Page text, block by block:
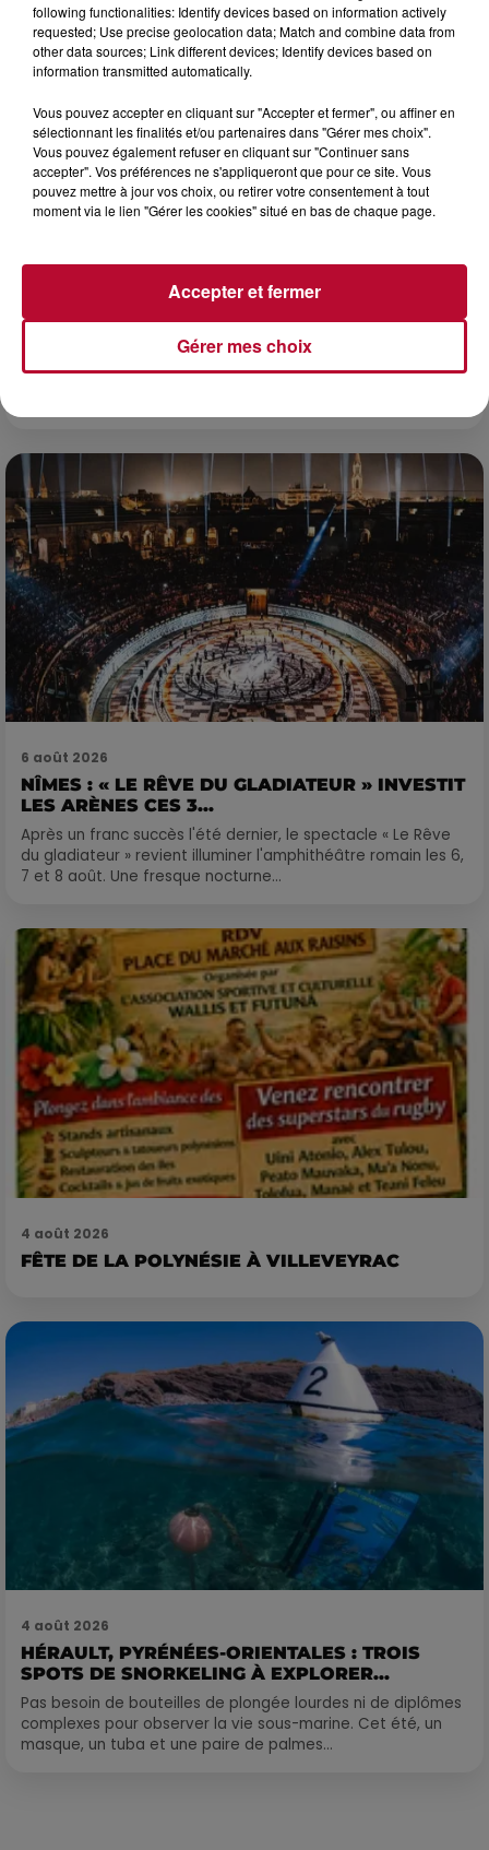
envie de voyager à l'autre bout du monde,...
7 août 2026
6 août 2026
NÎMES : « LE RÊVE DU GLADIATEUR » INVESTIT
LES ARÈNES CES 3...
Après un franc succès l'été dernier, le spectacle « Le Rêve
du gladiateur » revient illuminer l'amphithéâtre romain les 6,
7 et 8 août. Une fresque nocturne...
4 août 2026
FÊTE DE LA POLYNÉSIE À VILLEVEYRAC
4 août 2026
HÉRAULT, PYRÉNÉES-ORIENTALES : TROIS
SPOTS DE SNORKELING À EXPLORER...
Pas besoin de bouteilles de plongée lourdes ni de diplômes
complexes pour observer la vie sous-marine. Cet été, un
masque, un tuba et une paire de palmes...
following functionalities: Identify devices based on information actively
requested; Use precise geolocation data; Match and combine data from
other data sources; Link different devices; Identify devices based on
information transmitted automatically.
Vous pouvez accepter en cliquant sur "Accepter et fermer", ou affiner en
sélectionnant les finalités et/ou partenaires dans "Gérer mes choix".
Vous pouvez également refuser en cliquant sur "Continuer sans
accepter". Vos préférences ne s'appliqueront que pour ce site. Vous
pouvez mettre à jour vos choix, ou retirer votre consentement à tout
moment via le lien "Gérer les cookies" situé en bas de chaque page.
Gérer mes choix
Accepter et fermer